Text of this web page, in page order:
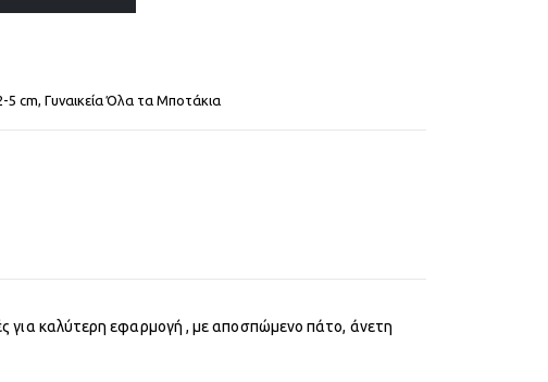
5 cm, Γυναικεία Όλα τα Μποτάκια
για καλύτερη εφαρμογή , με αποσπώμενο πάτο, άνετη